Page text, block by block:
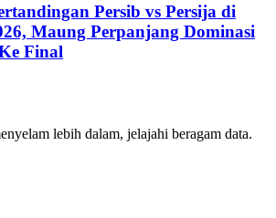
Persib vs Persija di
Maung Perpanjang Dominasi
Final
lebih dalam, jelajahi beragam data.